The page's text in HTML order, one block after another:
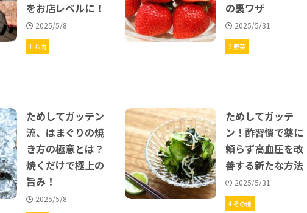
をお店レベルに！
2025/5/8
1 お肉
ためしてガッテン
流、はまぐりの焼
き方の極意とは？
焼くだけで極上の
旨み！
2025/5/8
の裏ワザ
2025/5/31
3 野菜
ためしてガッテ
ン！酢習慣で薬に
頼らず高血圧を改
善する新たな方法
2025/5/31
4 その他